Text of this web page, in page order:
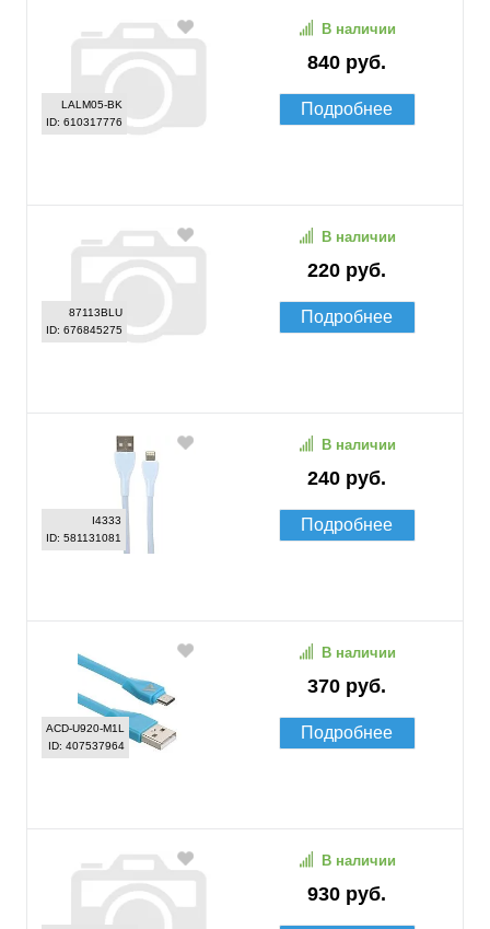
LALM05-BK
ID: 610317776
840 руб.
В наличии
Подробнее
87113BLU
ID: 676845275
220 руб.
В наличии
Подробнее
I4333
ID: 581131081
240 руб.
В наличии
Подробнее
ACD-U920-M1L
ID: 407537964
370 руб.
В наличии
Подробнее
930 руб.
В наличии